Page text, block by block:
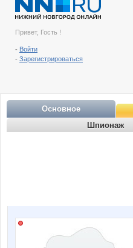
Привет, Гость !
- Войти
- Зарегистрироваться
Основное
Шпионаж